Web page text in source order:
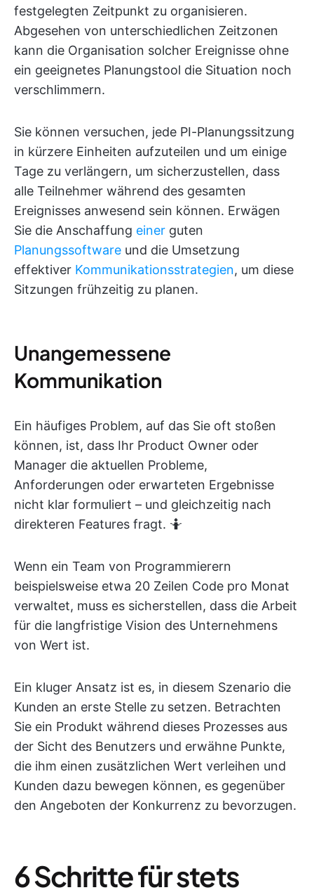
festgelegten Zeitpunkt zu organisieren.
Abgesehen von unterschiedlichen Zeitzonen
kann die Organisation solcher Ereignisse ohne
ein geeignetes Planungstool die Situation noch
verschlimmern.
Sie können versuchen, jede PI-Planungssitzung
in kürzere Einheiten aufzuteilen und um einige
Tage zu verlängern, um sicherzustellen, dass
alle Teilnehmer während des gesamten
Ereignisses anwesend sein können. Erwägen
Sie die Anschaffung einer guten
Planungssoftware und die Umsetzung
effektiver Kommunikationsstrategien, um diese
Sitzungen frühzeitig zu planen.
Unangemessene
Kommunikation
Ein häufiges Problem, auf das Sie oft stoßen
können, ist, dass Ihr Product Owner oder
Manager die aktuellen Probleme,
Anforderungen oder erwarteten Ergebnisse
nicht klar formuliert – und gleichzeitig nach
direkteren Features fragt. 🤷
Wenn ein Team von Programmierern
beispielsweise etwa 20 Zeilen Code pro Monat
verwaltet, muss es sicherstellen, dass die Arbeit
für die langfristige Vision des Unternehmens
von Wert ist.
Ein kluger Ansatz ist es, in diesem Szenario die
Kunden an erste Stelle zu setzen. Betrachten
Sie ein Produkt während dieses Prozesses aus
der Sicht des Benutzers und erwähne Punkte,
die ihm einen zusätzlichen Wert verleihen und
Kunden dazu bewegen können, es gegenüber
den Angeboten der Konkurrenz zu bevorzugen.
6 Schritte für stets